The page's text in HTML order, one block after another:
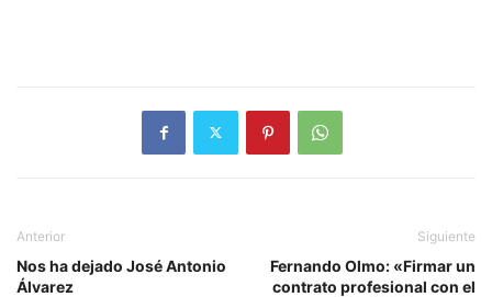
Anterior
Nos ha dejado José Antonio
Álvarez
Siguiente
Fernando Olmo: «Firmar un
contrato profesional con el